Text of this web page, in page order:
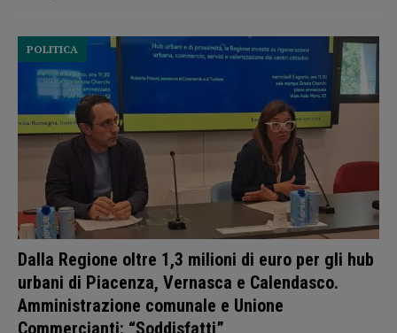
Dalla Regione oltre 1,3 milioni di euro per gli hub
urbani di Piacenza, Vernasca e Calendasco.
Amministrazione comunale e Unione
Commercianti: “Soddisfatti”
POLITICA